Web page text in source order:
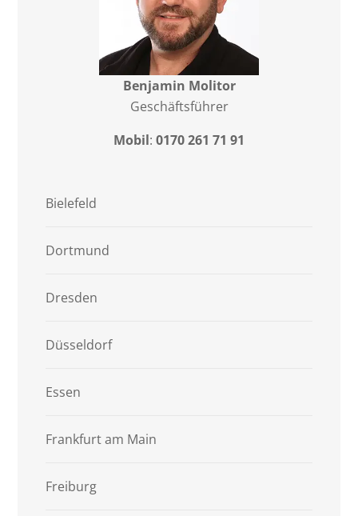
Benjamin Molitor
Geschäftsführer
Mobil: 0170 261 71 91
Bielefeld
Dortmund
Dresden
Düsseldorf
Essen
Frankfurt am Main
Freiburg